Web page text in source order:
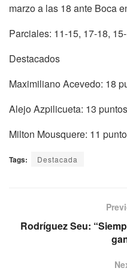
marzo a las 18 ante Boca
Parciales: 11-15, 17-18,
Destacados
Maximiliano Acevedo: 18
Alejo Azpilicueta: 13
Milton Mousquere: 11
Tags: Destacada
Rodríguez Seu: